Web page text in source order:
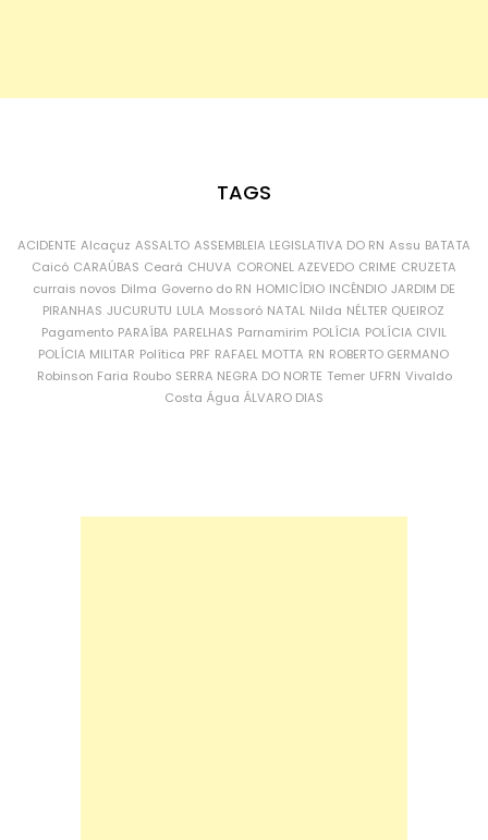
TAGS
ACIDENTE Alcaçuz ASSALTO ASSEMBLEIA LEGISLATIVA DO RN Assu BATATA
Caicó CARAÚBAS Ceará CHUVA CORONEL AZEVEDO CRIME CRUZETA
currais novos Dilma Governo do RN HOMICÍDIO INCÊNDIO JARDIM DE
PIRANHAS JUCURUTU LULA Mossoró NATAL Nilda NÉLTER QUEIROZ
Pagamento PARAÍBA PARELHAS Parnamirim POLÍCIA POLÍCIA CIVIL
POLÍCIA MILITAR Política PRF RAFAEL MOTTA RN ROBERTO GERMANO
Robinson Faria Roubo SERRA NEGRA DO NORTE Temer UFRN Vivaldo
Costa Água ÁLVARO DIAS